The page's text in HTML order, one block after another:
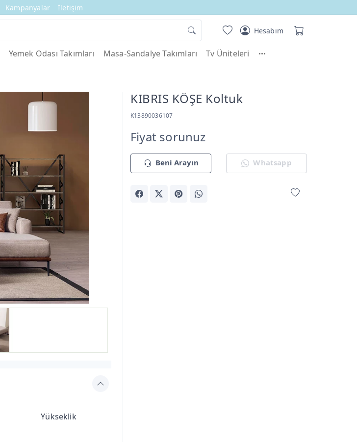
Kampanyalar İletişim
Hesabım
Yemek Odası Takımları Masa-Sandalye Takımları Tv Üniteleri
KIBRIS KÖŞE Koltuk
K13890036107
Fiyat sorunuz
Beni Arayın Whatsapp
Yükseklik